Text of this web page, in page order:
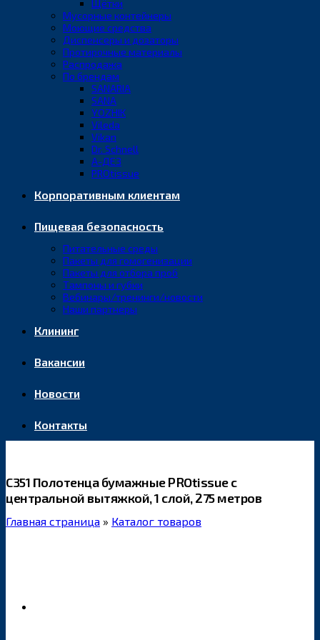
Щётки
Мусорные контейнеры
Моющие средства
Диспенсеры и дозаторы
Протирочные материалы
Распродажа
По брендам
SANARIA
SANA
YOZHIK
Vileda
Vikan
Dr. Schnell
А-ДЕЗ
PROtissue
Корпоративным клиентам
Пищевая безопасность
Питательные среды
Пакеты для гомогенизации
Пакеты для отбора проб
Тампоны и губки
Вебинары/тренинги/новости
Наши партнеры
Клининг
Вакансии
Новости
Контакты
С351 Полотенца бумажные PROtissue с
центральной вытяжкой, 1 слой, 275 метров
Главная страница » Каталог товаров